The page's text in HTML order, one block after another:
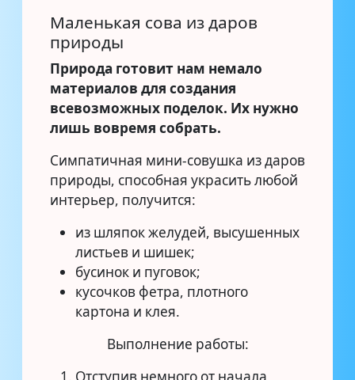
Маленькая сова из даров
природы
Природа готовит нам немало
материалов для создания
всевозможных поделок. Их нужно
лишь вовремя собрать.
Симпатичная мини-совушка из даров
природы, способная украсить любой
интерьер, получится:
из шляпок желудей, высушенных
листьев и шишек;
бусинок и пуговок;
кусочков фетра, плотного
картона и клея.
Выполнение работы:
Отступив немного от начала